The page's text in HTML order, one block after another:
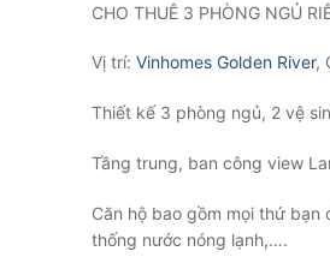
CHO THUÊ 3 PHÒNG NGỦ
Vị trí: Vinhomes Golden River,
Thiết kế 3 phòng ngủ, 2 vệ
Tầng trung, ban công view
Căn hộ bao gồm mọi thứ
thống nước nóng lạnh,….